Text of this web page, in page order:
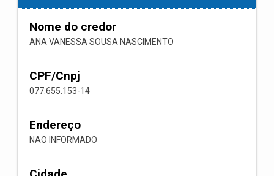
Nome do credor
ANA VANESSA SOUSA NASCIMENTO
CPF/Cnpj
077.655.153-14
Endereço
NAO INFORMADO